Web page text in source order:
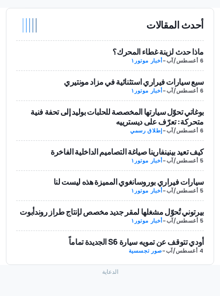
أحدث المقالات
ماذا حدث لزينة غطاء المحرك؟
6 أغسطس/آب -أخبار موتور١
سبع سيارات فيراري استثنائية في مزاد مونتيري
6 أغسطس/آب -أخبار موتور١
بوغاتي تحوّل سيارتها المخصصة للحلبات بوليد إلى تحفة فنية
متحركة: تعرّف على ديسترييه
6 أغسطس/آب -إطلاق رسمي
كيف تعيد بينينفارينا صياغة التصاميم الداخلية الفاخرة
5 أغسطس/آب -أخبار موتور١
سيارات فيراري بوروسانغوي المميزة هذه ليست لنا
5 أغسطس/آب -أخبار موتور١
بيرتوني تُحوّل مشغلها لمقر جديد مخصص لإنتاج طراز روندأبوت
5 أغسطس/آب -أخبار موتور١
أودي تتوقف عن تمويه سيارة S6 الجديدة تماماً
4 أغسطس/آب -صور تجسسية